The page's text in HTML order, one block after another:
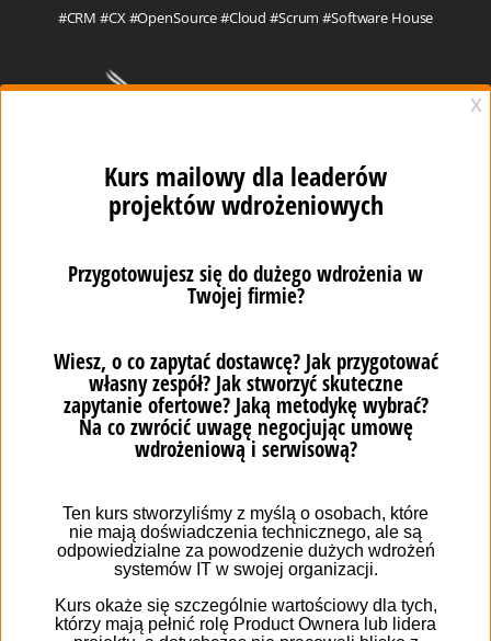
#CRM #CX #OpenSource #Cloud #Scrum #Software House
eVolpe Consulting Group
Aleje Solidarności 46
61-696 Poznań
+48 511 071 201
ofis@evolpe.com.ua